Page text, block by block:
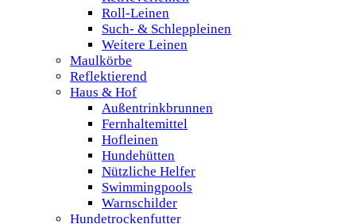
Roll-Leinen
Such- & Schleppleinen
Weitere Leinen
Maulkörbe
Reflektierend
Haus & Hof
Außentrinkbrunnen
Fernhaltemittel
Hofleinen
Hundehütten
Nützliche Helfer
Swimmingpools
Warnschilder
Hundetrockenfutter